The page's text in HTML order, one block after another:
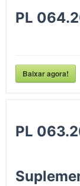
PL
Baixar agora!
PL